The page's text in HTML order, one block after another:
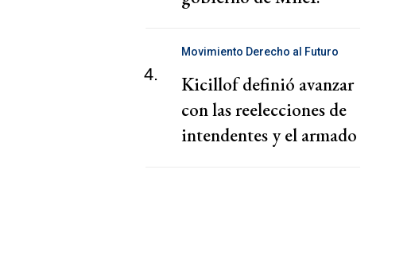
4.
Movimiento Derecho al Futuro
Kicillof definió avanzar
con las reelecciones de
intendentes y el armado